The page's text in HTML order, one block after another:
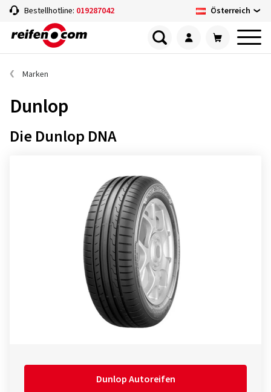
Bestellhotline: 019287042 Österreich
Marken
Dunlop
Die Dunlop DNA
Dunlop Autoreifen